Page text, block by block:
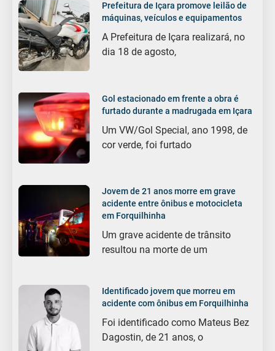
Prefeitura de Içara promove leilão de
máquinas, veículos e equipamentos
A Prefeitura de Içara realizará, no
dia 18 de agosto,
Gol estacionado em frente a obra é
furtado durante a madrugada em Içara
Um VW/Gol Special, ano 1998, de
cor verde, foi furtado
Jovem de 21 anos morre em grave
acidente entre ônibus e motocicleta
em Forquilhinha
Um grave acidente de trânsito
resultou na morte de um
Identificado jovem que morreu em
acidente com ônibus em Forquilhinha
Foi identificado como Mateus Bez
Dagostin, de 21 anos, o